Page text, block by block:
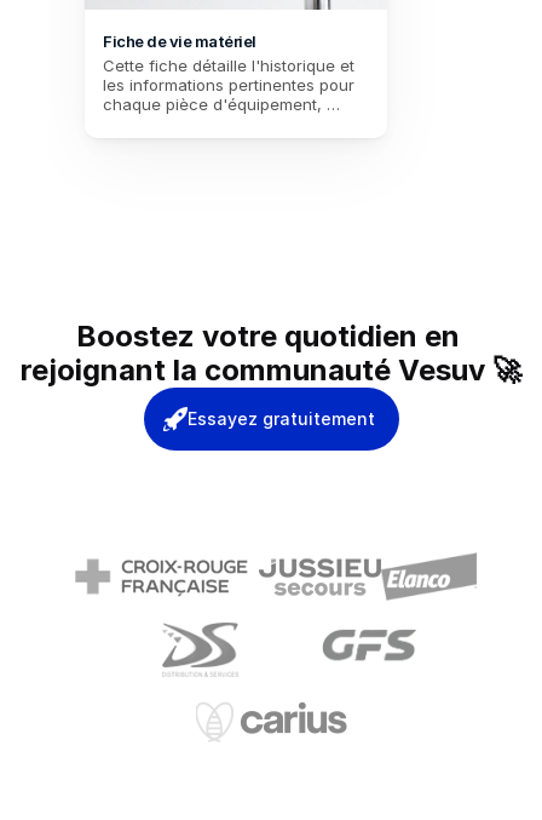
Fiche de vie matériel
Cette fiche détaille l'historique et
les informations pertinentes pour
chaque pièce d'équipement,
la réception jusqu'à la réforme,
Boostez votre quotidien en
rejoignant la communauté Vesuv 🚀
Essayez gratuitement